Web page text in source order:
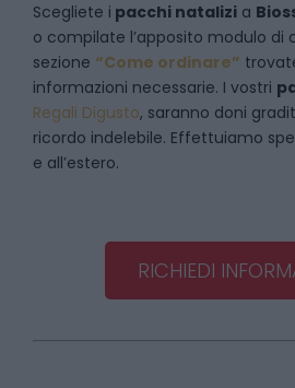
Scegliete i pacchi natalizi a
o compilate l’apposito modulo di
sezione “Come ordinare”
informazioni necessarie. I vostri
Regali Digusto, saranno doni
ricordo indelebile. Effettuiamo
e all’estero.
RICHIEDI